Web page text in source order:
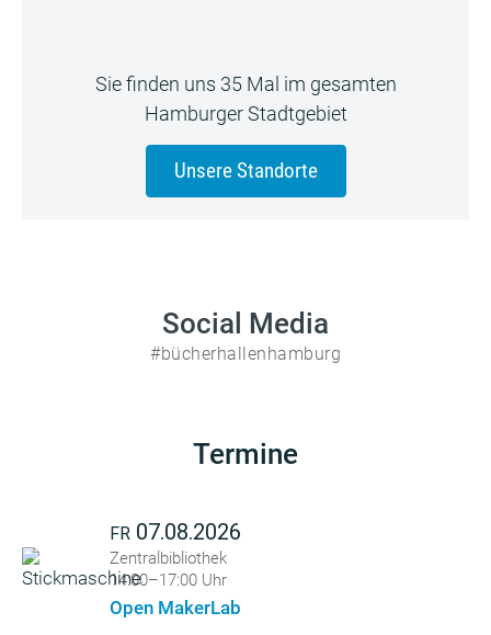
Sie finden uns 35 Mal im gesamten
Hamburger Stadtgebiet
Unsere Standorte
Social Media
#bücherhallenhamburg
Termine
FR 07.08.2026
Zentralbibliothek
14:00–17:00 Uhr
Open MakerLab